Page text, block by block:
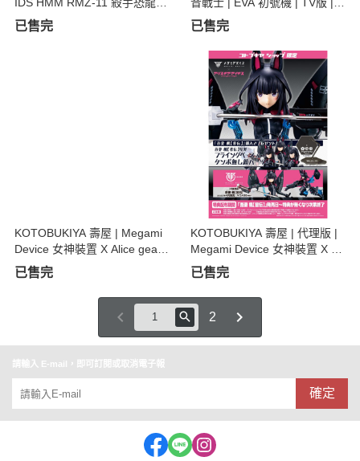
舊共和國 | 組裝模型
已售完
組裝模型
已售完
KOTOBUKIYA 壽屋 | Megami
Device 女神裝置 X Alice gear
aegis 兼志谷星 | 組裝摸型
已售完
KOTOBUKIYA 壽屋 | 代理版 |
Megami Device 女神裝置 X Ali
ce gear aegis 吾妻楓 | 皆伝 |
組裝模型 | 特典版
已售完
2
請輸入 E-mail，即可訂閱或取消電子報
確定